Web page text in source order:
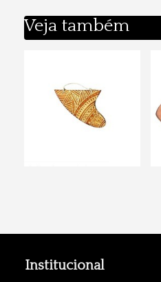
Veja também
Institucional